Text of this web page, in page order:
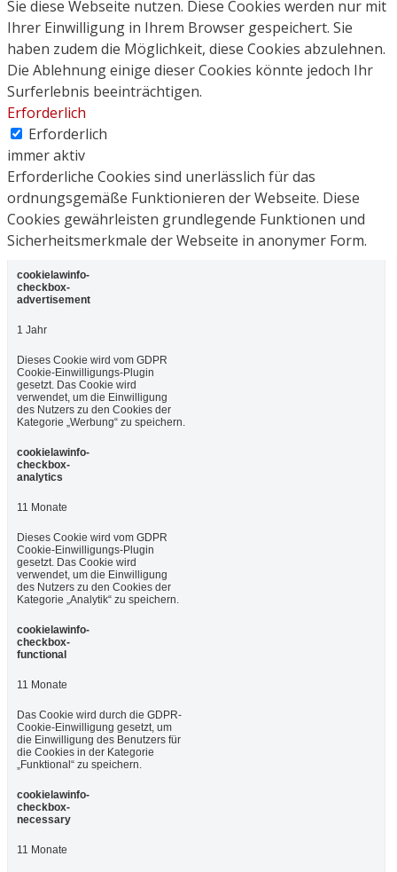
Sie diese Webseite nutzen. Diese Cookies werden nur mit
Ihrer Einwilligung in Ihrem Browser gespeichert. Sie
haben zudem die Möglichkeit, diese Cookies abzulehnen.
Die Ablehnung einige dieser Cookies könnte jedoch Ihr
Surferlebnis beeinträchtigen.
Erforderlich
Erforderlich
immer aktiv
Erforderliche Cookies sind unerlässlich für das
ordnungsgemäße Funktionieren der Webseite. Diese
Cookies gewährleisten grundlegende Funktionen und
Sicherheitsmerkmale der Webseite in anonymer Form.
cookielawinfo-
checkbox-
advertisement
1 Jahr
Dieses Cookie wird vom GDPR
Cookie-Einwilligungs-Plugin
gesetzt. Das Cookie wird
verwendet, um die Einwilligung
des Nutzers zu den Cookies der
Kategorie „Werbung“ zu speichern.
cookielawinfo-
checkbox-
analytics
11 Monate
Dieses Cookie wird vom GDPR
Cookie-Einwilligungs-Plugin
gesetzt. Das Cookie wird
verwendet, um die Einwilligung
des Nutzers zu den Cookies der
Kategorie „Analytik“ zu speichern.
cookielawinfo-
checkbox-
functional
11 Monate
Das Cookie wird durch die GDPR-
Cookie-Einwilligung gesetzt, um
die Einwilligung des Benutzers für
die Cookies in der Kategorie
„Funktional“ zu speichern.
cookielawinfo-
checkbox-
necessary
11 Monate